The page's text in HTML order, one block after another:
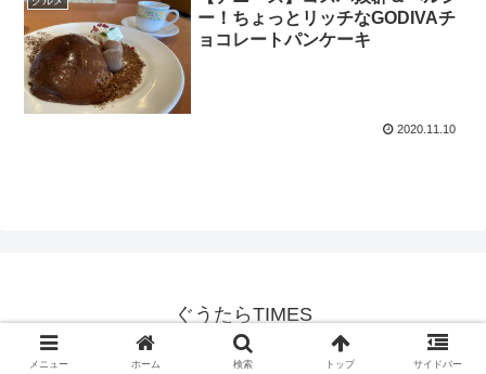
ー！ちょっとリッチなGODIVAチ
ョコレートパンケーキ
2020.11.10
ぐうたらTIMES
© 2019 ぐうたらTIMES.
メニュー ホーム 検索 トップ サイドバー